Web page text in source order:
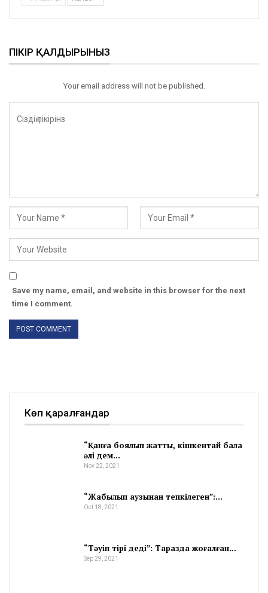
ПІКІР ҚАЛДЫРЫНЫЗ
Your email address will not be published.
Save my name, email, and website in this browser for the next
time I comment.
Көп қаралғандар
“Қанға боялып жатты, кішкентай бала
әлі дем…
Nov 22, 2021
“Жабылып аузынан тепкілеген”:…
Oct 18, 2021
“Тәуіп тірі деді”: Таразда жоғалған…
Sep 29, 2021